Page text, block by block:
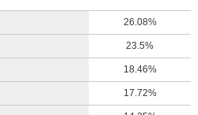
26.08%
23.5%
18.46%
17.72%